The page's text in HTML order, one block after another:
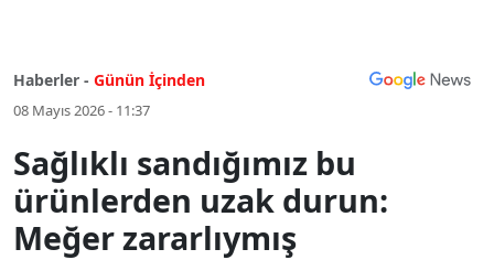
Haberler - Günün İçinden
08 Mayıs 2026 - 11:37
Sağlıklı sandığımız bu
ürünlerden uzak durun:
Meğer zararlıymış